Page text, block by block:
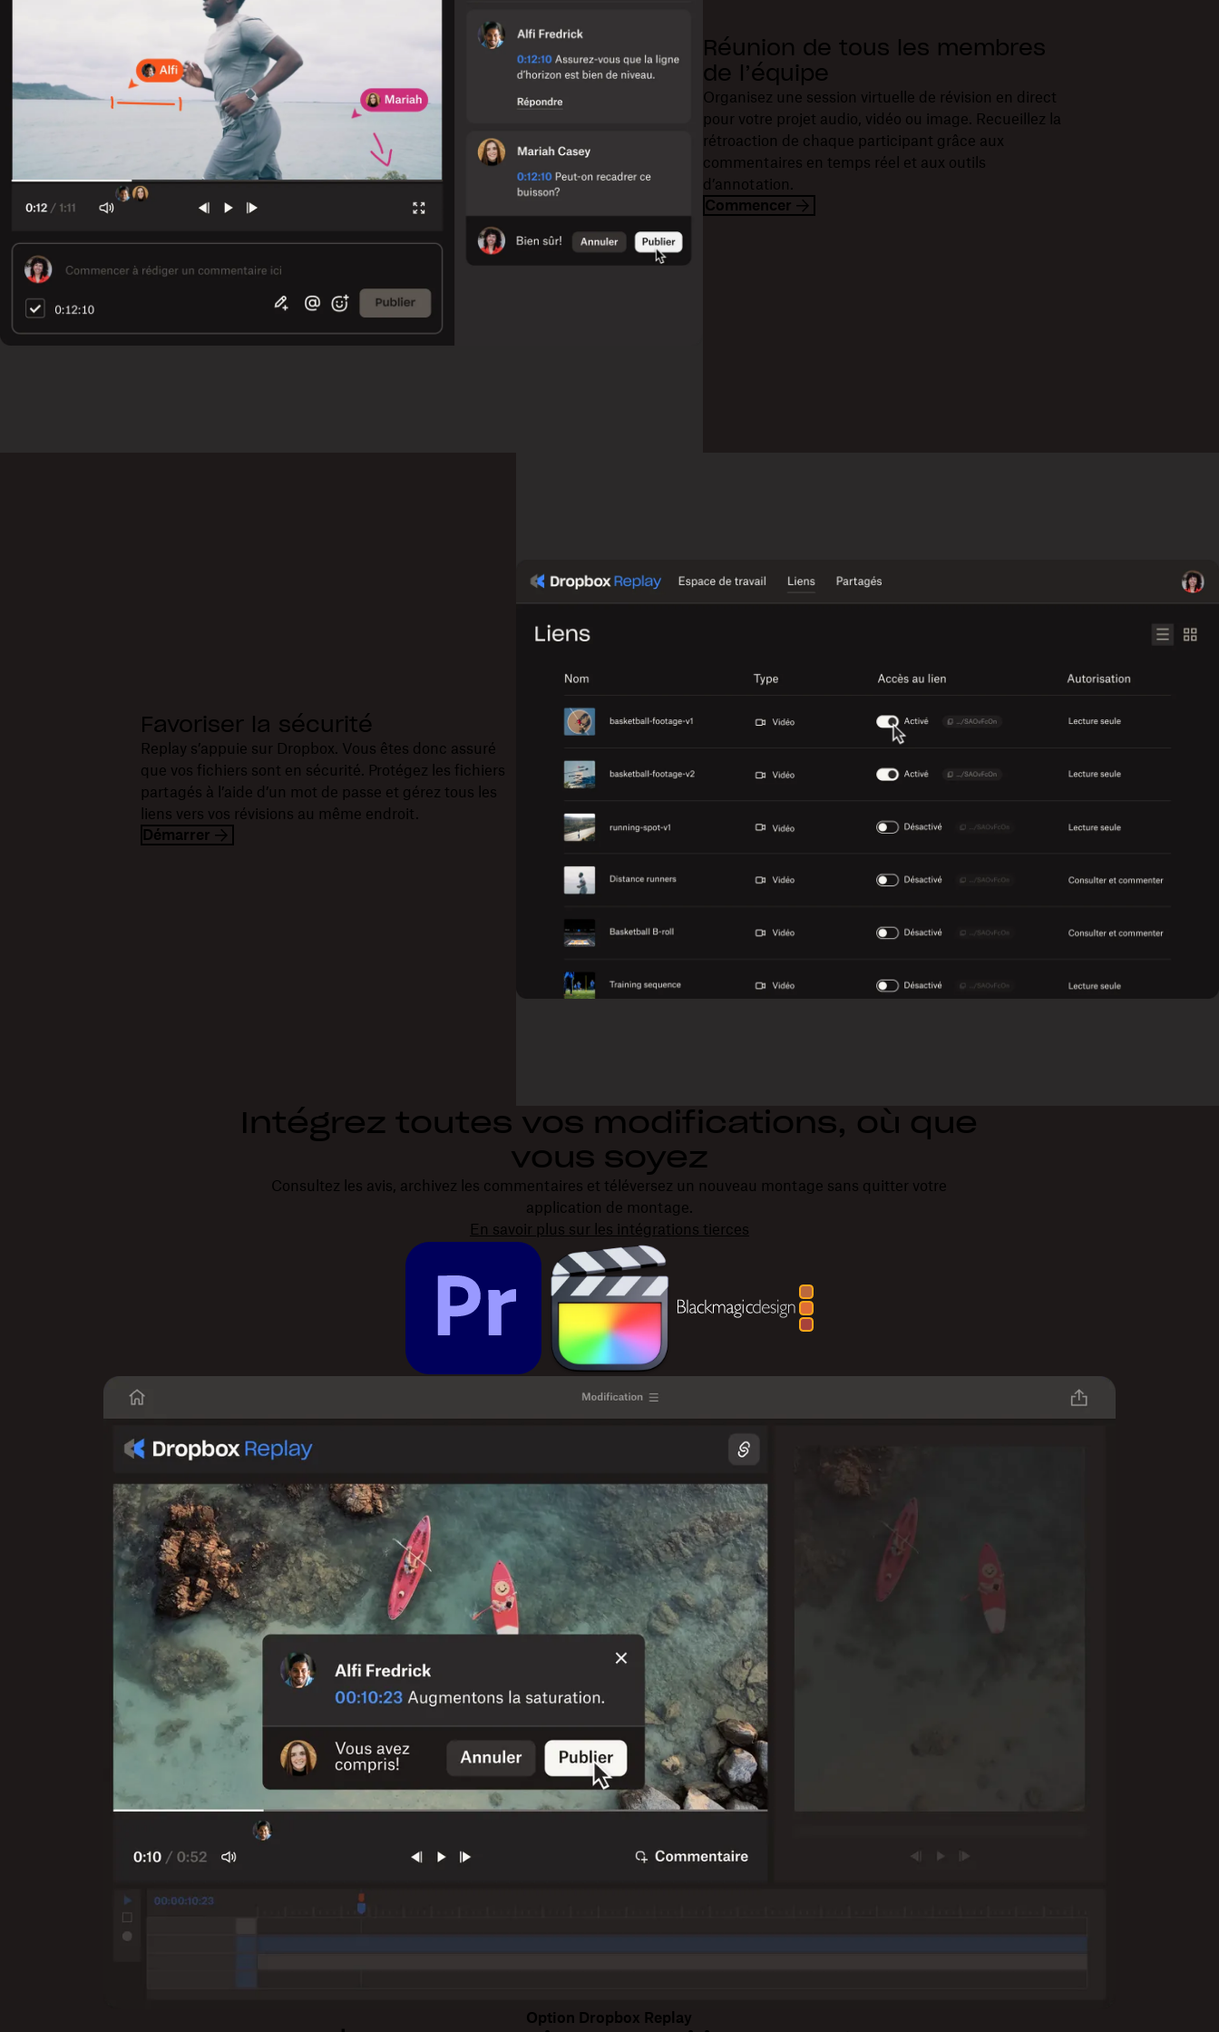
Réunion de tous les membres
de l’équipe
Organisez une session virtuelle de révision en direct
pour votre projet audio, vidéo ou image. Recueillez la
rétroaction de chaque participant grâce aux
commentaires en temps réel et aux outils
d’annotation.
Commencer
Favoriser la sécurité
Replay s’appuie sur Dropbox. Vous êtes donc assuré
que vos fichiers sont en sécurité. Protégez les fichiers
partagés à l’aide d’un mot de passe et gérez tous les
liens vers vos révisions au même endroit.
Démarrer
Intégrez toutes vos modifications, où que
vous soyez
Consultez les avis, archivez les commentaires et téléversez un nouveau montage sans quitter votre
application de montage.
En savoir plus sur les intégrations tierces
Option Dropbox Replay